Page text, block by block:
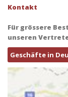
Kontakt
Für grössere
unseren
Geschäfte in